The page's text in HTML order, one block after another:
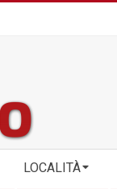
LOCALITÀ